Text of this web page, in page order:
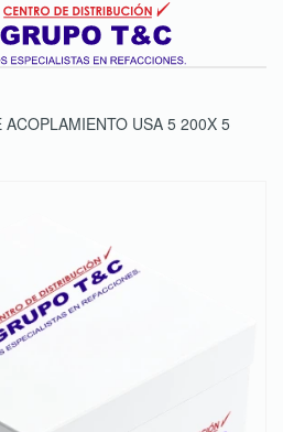
ACOPLAMIENTO USA 5 200X 5